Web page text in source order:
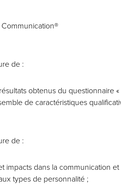
de :
obtenus du questionnaire
de caractéristiques
de :
impacts dans la communication et
types de personnalité ;